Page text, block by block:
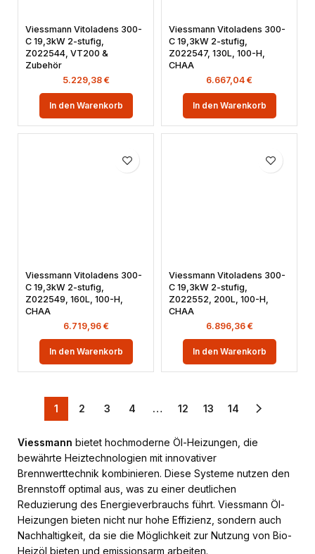
Viessmann Vitoladens 300-
C 19,3kW 2-stufig,
Z022544, VT200 &
Zubehör
5.229,38 €
In den Warenkorb
Viessmann Vitoladens 300-
C 19,3kW 2-stufig,
Z022547, 130L, 100-H,
CHAA
6.667,04 €
In den Warenkorb
Viessmann Vitoladens 300-
C 19,3kW 2-stufig,
Z022549, 160L, 100-H,
CHAA
6.719,96 €
In den Warenkorb
Viessmann Vitoladens 300-
C 19,3kW 2-stufig,
Z022552, 200L, 100-H,
CHAA
6.896,36 €
In den Warenkorb
1 2 3 4 … 12 13 14
Viessmann bietet hochmoderne Öl-Heizungen, die
bewährte Heiztechnologien mit innovativer
Brennwerttechnik kombinieren. Diese Systeme nutzen den
Brennstoff optimal aus, was zu einer deutlichen
Reduzierung des Energieverbrauchs führt. Viessmann Öl-
Heizungen bieten nicht nur hohe Effizienz, sondern auch
Nachhaltigkeit, da sie die Möglichkeit zur Nutzung von Bio-
Heizöl bieten und emissionsarm arbeiten.